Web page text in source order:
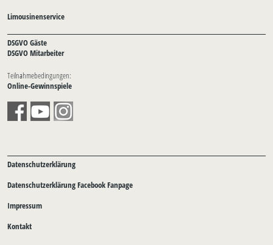
Limousinenservice
DSGVO Gäste
DSGVO Mitarbeiter
Teilnahmebedingungen:
Online-Gewinnspiele
Datenschutzerklärung
Datenschutzerklärung Facebook Fanpage
Impressum
Kontakt